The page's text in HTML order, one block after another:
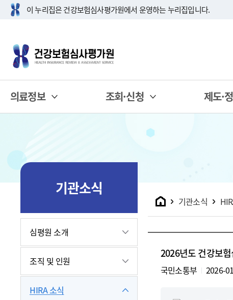
이 누리집은 건강보험심사평가원에서 운영하는 누리집입니다.
의료정보 조회·신청 제도·
기관소식
심평원 소개
조직 및 인원
HIRA 소식
홈 기관소식
2026년도 건강보
국민소통부 2026-